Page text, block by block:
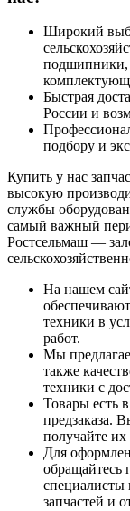
Широкий
подшипники,
Быстрая
России и
подбору и
Купить у нас
высокую
службы
самый важный
Ростсельмаш —
На нашем
техники в
работ.
Мы
также
техники с
Товары есть
предзаказа.
получайте их
Для
обращайтесь
специалисты
запчастей и